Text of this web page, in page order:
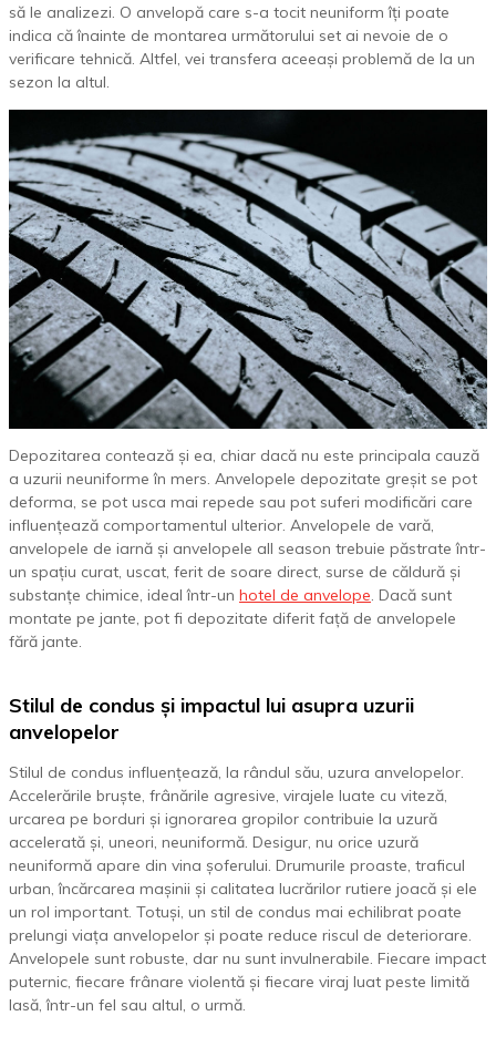
să le analizezi. O anvelopă care s-a tocit neuniform îți poate
indica că înainte de montarea următorului set ai nevoie de o
verificare tehnică. Altfel, vei transfera aceeași problemă de la un
sezon la altul.
Depozitarea contează și ea, chiar dacă nu este principala cauză
a uzurii neuniforme în mers. Anvelopele depozitate greșit se pot
deforma, se pot usca mai repede sau pot suferi modificări care
influențează comportamentul ulterior. Anvelopele de vară,
anvelopele de iarnă și anvelopele all season trebuie păstrate într-
un spațiu curat, uscat, ferit de soare direct, surse de căldură și
substanțe chimice, ideal într-un hotel de anvelope. Dacă sunt
montate pe jante, pot fi depozitate diferit față de anvelopele
fără jante.
Stilul de condus și impactul lui asupra uzurii
anvelopelor
Stilul de condus influențează, la rândul său, uzura anvelopelor.
Accelerările bruște, frânările agresive, virajele luate cu viteză,
urcarea pe borduri și ignorarea gropilor contribuie la uzură
accelerată și, uneori, neuniformă. Desigur, nu orice uzură
neuniformă apare din vina șoferului. Drumurile proaste, traficul
urban, încărcarea mașinii și calitatea lucrărilor rutiere joacă și ele
un rol important. Totuși, un stil de condus mai echilibrat poate
prelungi viața anvelopelor și poate reduce riscul de deteriorare.
Anvelopele sunt robuste, dar nu sunt invulnerabile. Fiecare impact
puternic, fiecare frânare violentă și fiecare viraj luat peste limită
lasă, într-un fel sau altul, o urmă.